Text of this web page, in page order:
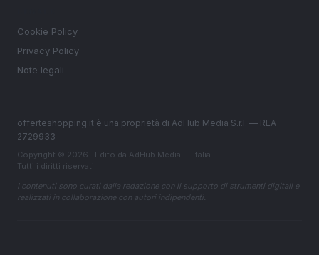
Cookie Policy
Privacy Policy
Note legali
offerteshopping.it è una proprietà di AdHub Media S.r.l. — REA
2729933
Copyright © 2026 · Edito da AdHub Media — Italia
Tutti i diritti riservati
I contenuti sono curati dalla redazione con il supporto di strumenti digitali e
realizzati in collaborazione con autori indipendenti.